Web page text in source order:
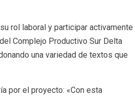
rol laboral y participar activamente
Complejo Productivo Sur Delta
una variedad de textos que
por el proyecto: «Con esta